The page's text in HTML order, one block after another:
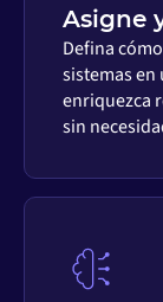
Asigne
Defina
sistemas
enriquezca
sin